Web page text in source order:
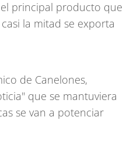
principal producto que
la mitad se exporta
de Canelones,
que se mantuviera
se van a potenciar